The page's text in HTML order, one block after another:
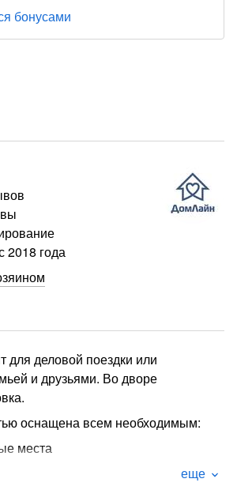
бонусами
2018 года
для деловой поездки или
и друзьями. Во дворе
оснащена всем необходимым:
места
кухня: варочная панель,
еще